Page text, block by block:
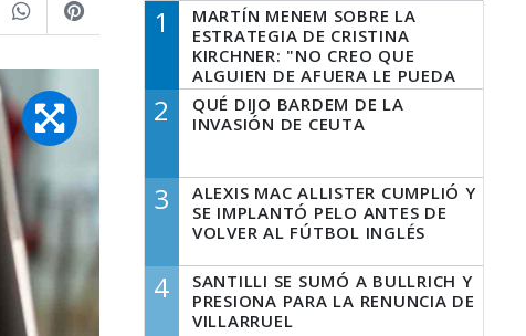
1
MARTÍN MENEM SOBRE LA
ESTRATEGIA DE CRISTINA
KIRCHNER: "NO CREO QUE
ALGUIEN DE AFUERA LE PUEDA
DECIR A LA JUSTICIA LO QUE
TIENE QUE HACER"
2
QUÉ DIJO BARDEM DE LA
INVASIÓN DE CEUTA
3
ALEXIS MAC ALLISTER CUMPLIÓ Y
SE IMPLANTÓ PELO ANTES DE
VOLVER AL FÚTBOL INGLÉS
4
SANTILLI SE SUMÓ A BULLRICH Y
PRESIONA PARA LA RENUNCIA DE
VILLARRUEL